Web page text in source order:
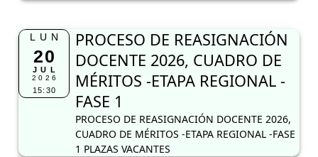
LUN
20
JUL
2026
15:30
PROCESO DE REASIGNACIÓN
DOCENTE 2026, CUADRO DE
MÉRITOS -ETAPA REGIONAL -
FASE 1
PROCESO DE REASIGNACIÓN DOCENTE 2026,
CUADRO DE MÉRITOS -ETAPA REGIONAL -FASE
1 PLAZAS VACANTES